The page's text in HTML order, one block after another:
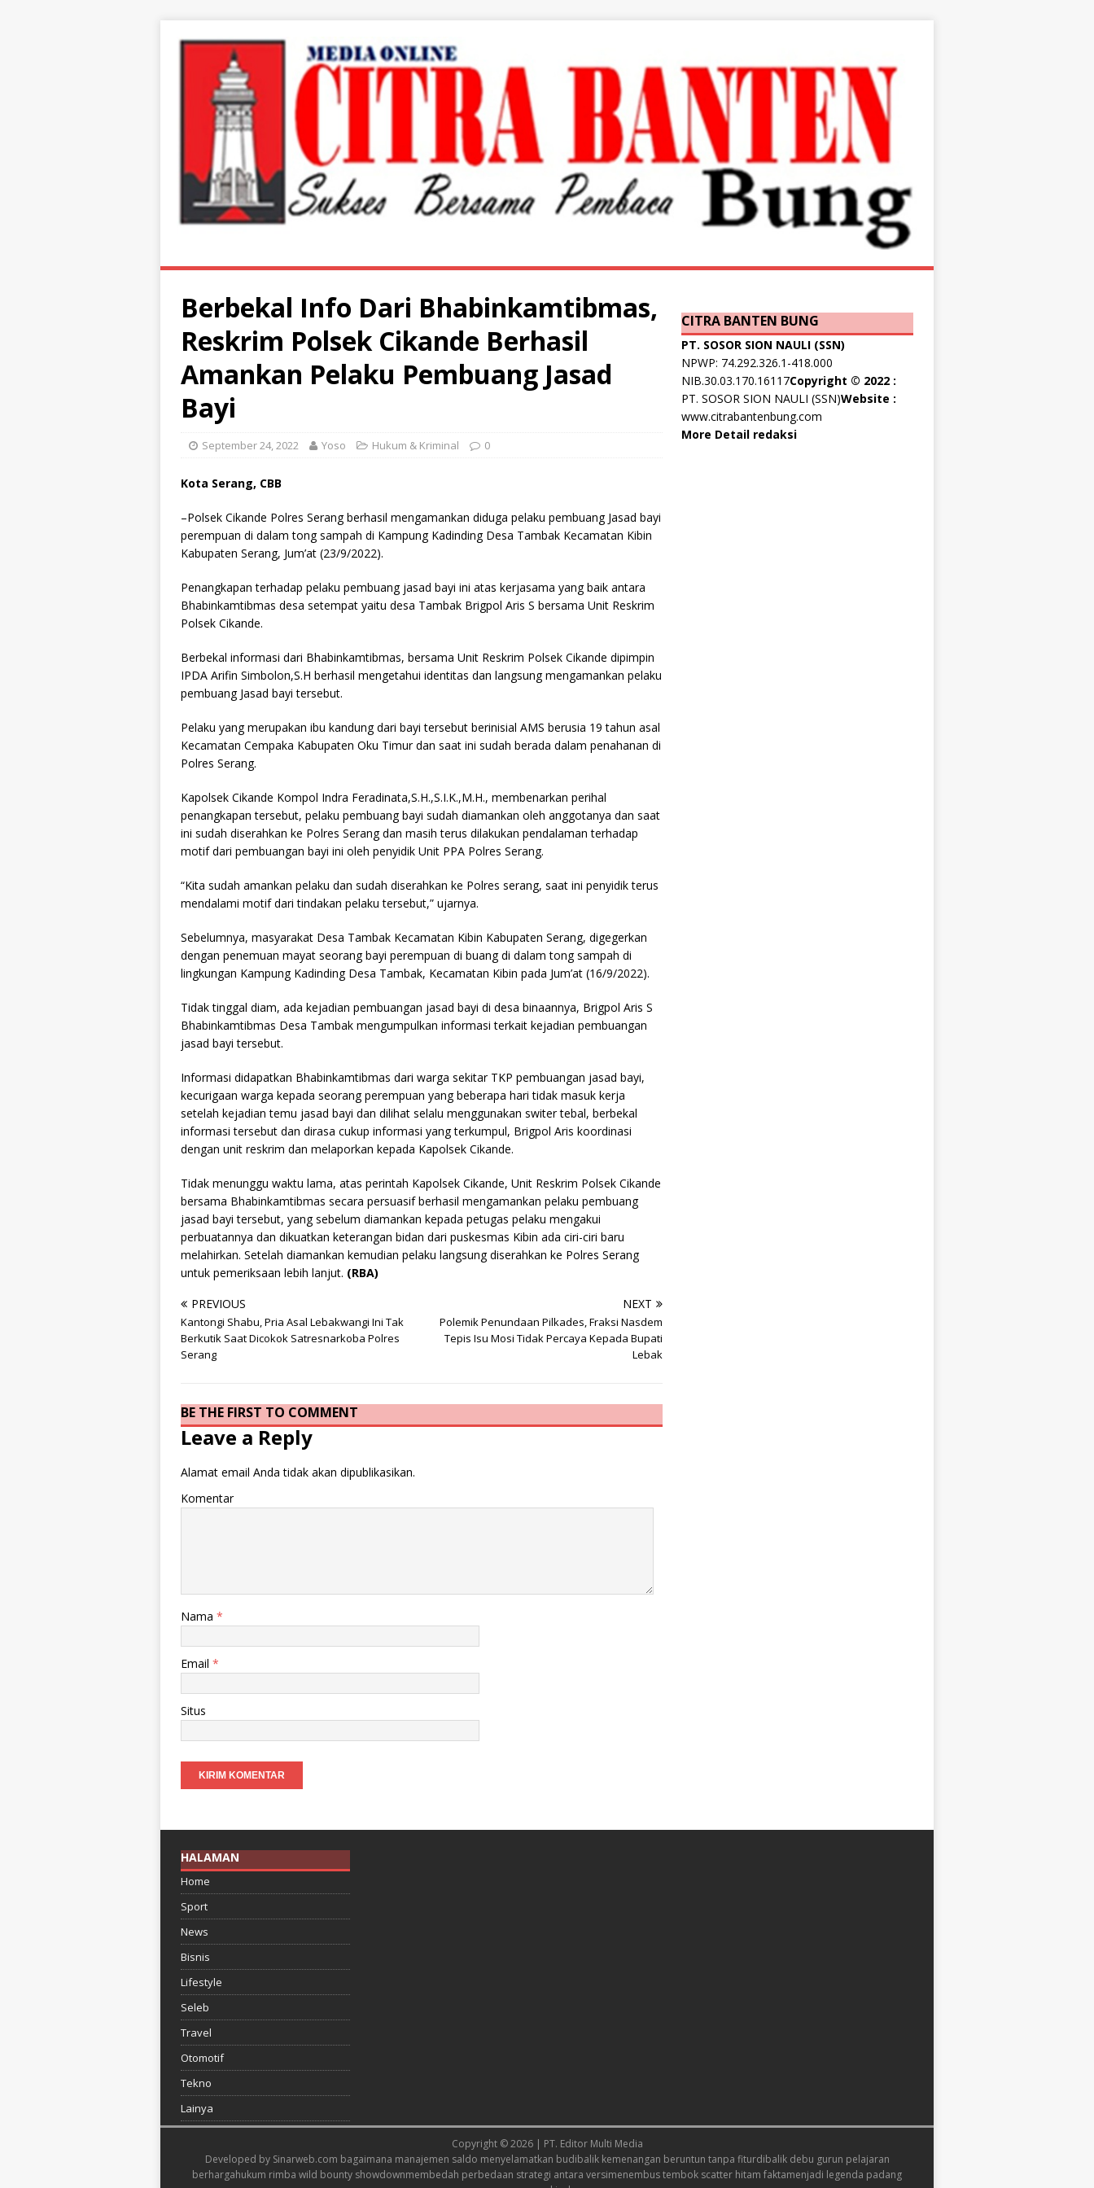
Berbekal Info Dari Bhabinkamtibmas,
Reskrim Polsek Cikande Berhasil
Amankan Pelaku Pembuang Jasad
Bayi
September 24, 2022 Yoso Hukum & Kriminal 0
Kota Serang, CBB
–Polsek Cikande Polres Serang berhasil mengamankan diduga pelaku pembuang Jasad bayi
perempuan di dalam tong sampah di Kampung Kadinding Desa Tambak Kecamatan Kibin
Kabupaten Serang, Jum’at (23/9/2022).
Penangkapan terhadap pelaku pembuang jasad bayi ini atas kerjasama yang baik antara
Bhabinkamtibmas desa setempat yaitu desa Tambak Brigpol Aris S bersama Unit Reskrim
Polsek Cikande.
Berbekal informasi dari Bhabinkamtibmas, bersama Unit Reskrim Polsek Cikande dipimpin
IPDA Arifin Simbolon,S.H berhasil mengetahui identitas dan langsung mengamankan pelaku
pembuang Jasad bayi tersebut.
Pelaku yang merupakan ibu kandung dari bayi tersebut berinisial AMS berusia 19 tahun asal
Kecamatan Cempaka Kabupaten Oku Timur dan saat ini sudah berada dalam penahanan di
Polres Serang.
Kapolsek Cikande Kompol Indra Feradinata,S.H.,S.I.K.,M.H., membenarkan perihal
penangkapan tersebut, pelaku pembuang bayi sudah diamankan oleh anggotanya dan saat
ini sudah diserahkan ke Polres Serang dan masih terus dilakukan pendalaman terhadap
motif dari pembuangan bayi ini oleh penyidik Unit PPA Polres Serang.
“Kita sudah amankan pelaku dan sudah diserahkan ke Polres serang, saat ini penyidik terus
mendalami motif dari tindakan pelaku tersebut,” ujarnya.
Sebelumnya, masyarakat Desa Tambak Kecamatan Kibin Kabupaten Serang, digegerkan
dengan penemuan mayat seorang bayi perempuan di buang di dalam tong sampah di
lingkungan Kampung Kadinding Desa Tambak, Kecamatan Kibin pada Jum’at (16/9/2022).
Tidak tinggal diam, ada kejadian pembuangan jasad bayi di desa binaannya, Brigpol Aris S
Bhabinkamtibmas Desa Tambak mengumpulkan informasi terkait kejadian pembuangan
jasad bayi tersebut.
Informasi didapatkan Bhabinkamtibmas dari warga sekitar TKP pembuangan jasad bayi,
kecurigaan warga kepada seorang perempuan yang beberapa hari tidak masuk kerja
setelah kejadian temu jasad bayi dan dilihat selalu menggunakan switer tebal, berbekal
informasi tersebut dan dirasa cukup informasi yang terkumpul, Brigpol Aris koordinasi
dengan unit reskrim dan melaporkan kepada Kapolsek Cikande.
Tidak menunggu waktu lama, atas perintah Kapolsek Cikande, Unit Reskrim Polsek Cikande
bersama Bhabinkamtibmas secara persuasif berhasil mengamankan pelaku pembuang
jasad bayi tersebut, yang sebelum diamankan kepada petugas pelaku mengakui
perbuatannya dan dikuatkan keterangan bidan dari puskesmas Kibin ada ciri-ciri baru
melahirkan. Setelah diamankan kemudian pelaku langsung diserahkan ke Polres Serang
untuk pemeriksaan lebih lanjut. (RBA)
PREVIOUS
Kantongi Shabu, Pria Asal Lebakwangi Ini Tak
Berkutik Saat Dicokok Satresnarkoba Polres
Serang
NEXT
Polemik Penundaan Pilkades, Fraksi Nasdem
Tepis Isu Mosi Tidak Percaya Kepada Bupati
Lebak
BE THE FIRST TO COMMENT
Leave a Reply
Alamat email Anda tidak akan dipublikasikan.
Komentar
Nama *
Email *
Situs
CITRA BANTEN BUNG
PT. SOSOR SION NAULI (SSN)
NPWP: 74.292.326.1-418.000
NIB.30.03.170.16117Copyright © 2022 :
PT. SOSOR SION NAULI (SSN)Website :
www.citrabantenbung.com
More Detail redaksi
HALAMAN
Home
Sport
News
Bisnis
Lifestyle
Seleb
Travel
Otomotif
Tekno
Lainya
Copyright © 2026 | PT. Editor Multi Media
Developed by Sinarweb.com bagaimana manajemen saldo menyelamatkan budibalik kemenangan beruntun tanpa fiturdibalik debu gurun pelajaran
berhargahukum rimba wild bounty showdownmembedah perbedaan strategi antara versimenembus tembok scatter hitam faktamenjadi legenda padang